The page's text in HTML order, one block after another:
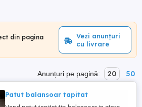
din pagina
Vezi anunțuri
cu livrare
Anunțuri pe pagină: 20 50
Patut balansoar tapitat